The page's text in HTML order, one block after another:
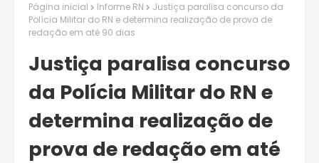
Página inicial Informe RN
Justiça paralisa concurso da
Polícia Militar do RN e determina realização de prova de
redação em até 90 dias
Justiça paralisa concurso
da Polícia Militar do RN e
determina realização de
prova de redação em até